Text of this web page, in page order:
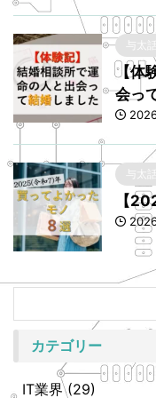
与太話
【体
会っ
与太話
【
カテゴリー
IT業界 (29)